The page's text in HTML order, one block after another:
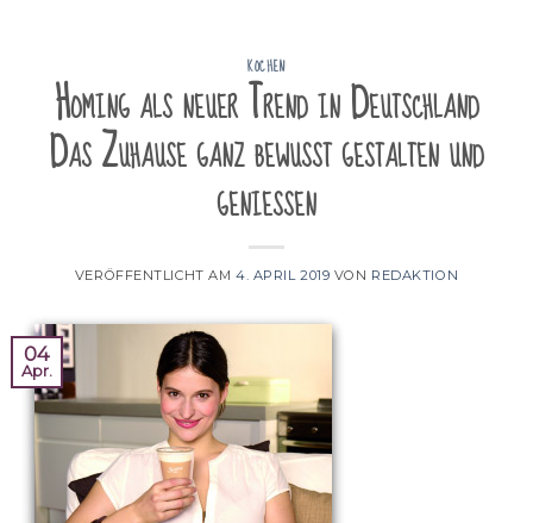
KOCHEN
Homing als neuer Trend in Deutschland
Das Zuhause ganz bewusst gestalten und
genießen
VERÖFFENTLICHT AM 4. APRIL 2019 VON REDAKTION
04
Apr.